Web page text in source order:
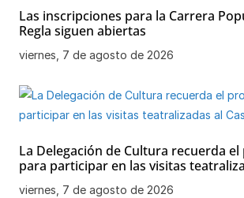
Las inscripciones para la Carrera
Regla siguen abiertas
viernes, 7 de agosto de 2026
La Delegación de Cultura recuerda
para participar en las visitas
de Chipiona
viernes, 7 de agosto de 2026